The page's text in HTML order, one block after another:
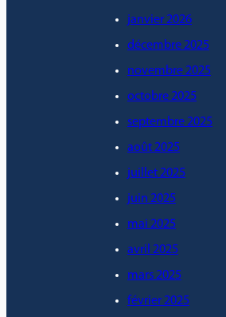
janvier 2026
décembre 2025
novembre 2025
octobre 2025
septembre 2025
août 2025
juillet 2025
juin 2025
mai 2025
avril 2025
mars 2025
février 2025